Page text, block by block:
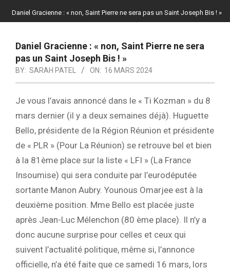
Daniel Gracienne : « non, Saint Pierre ne sera pas un Saint Joseph Bis ! »
Daniel Gracienne : « non, Saint Pierre ne sera
pas un Saint Joseph Bis ! »
BY: SARAH PATEL ON: 16 MARS 2024
Je vous l’avais annoncé dans le « Ti Kozman » du 8
mars dernier (il y a deux semaines déjà). Huguette
Bello, présidente de la Région Réunion et présidente
de « PLR » (Pour La Réunion) se retrouve bel et bien
à la 81ème place sur la liste « LFI » (La France
Insoumise) qui sera conduite par l’eurodéputée
sortante Manon Aubry. Younous Omarjee est à la
deuxième position. Mme Bello est placée juste
après Jean-Luc Mélenchon (80 ème place). Il n’y a
donc aucune surprise pour celles et ceux qui
suivent l’actualité politique, même si, l’annonce
officielle, n’a été faite que ce samedi 16 mars, lors